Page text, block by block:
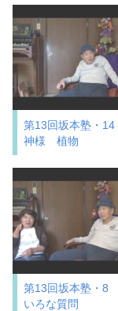
第13回坂本塾・
神様 植物
第13回坂本塾・8
いろな質問